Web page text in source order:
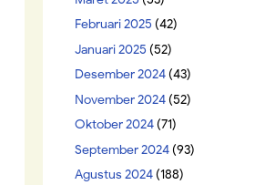
Februari 2025 (42)
Januari 2025 (52)
Desember 2024(43)
November 2024(52)
Oktober 2024(71)
September 2024(93)
Agustus 2024(188)